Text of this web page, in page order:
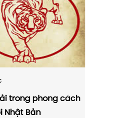
trong phong cách
Nhật Bản